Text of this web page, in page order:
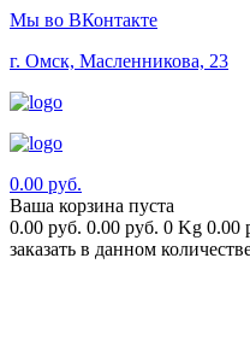
Мы во ВКонтакте
г. Омск, Масленникова, 23
0.00 руб.
Ваша корзина пуста
0.00 руб. 0.00 руб. 0 Kg 0.00
заказать в данном